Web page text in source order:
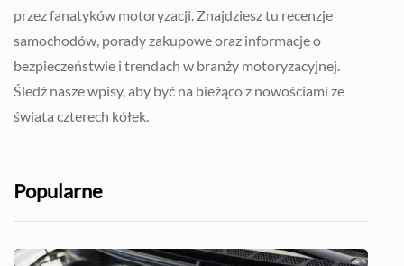
przez fanatyków motoryzacji. Znajdziesz tu recenzje
samochodów, porady zakupowe oraz informacje o
bezpieczeństwie i trendach w branży motoryzacyjnej.
Śledź nasze wpisy, aby być na bieżąco z nowościami ze
świata czterech kółek.
Popularne